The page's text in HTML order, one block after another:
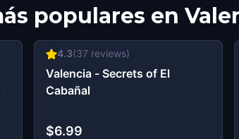
populares en
4.3(37 reviews)
Valencia - Secrets of El
Cabañal
$6.99